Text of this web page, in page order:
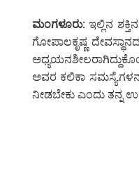
ಮಂಗಳೂರು: ಇಲ್ಲಿನ
ಗೋಪಾಲಕೃಷ್ಣ
ಅವರ ಕಲಿಕಾ
ನೀಡಬೇಕು ಎಂದು ತನ್ನ